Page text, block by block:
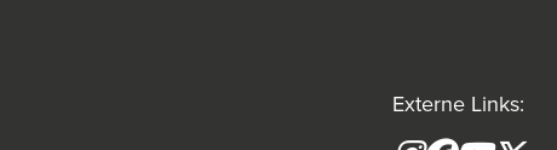
Externe Links: